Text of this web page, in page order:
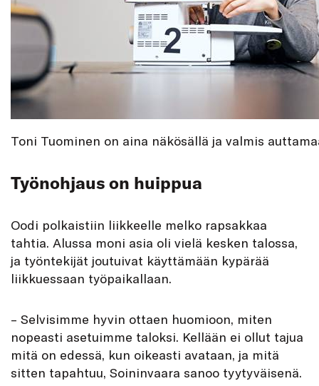
Toni Tuominen on aina näkösällä ja valmis
Työnohjaus on huippua
Oodi polkaistiin liikkeelle melko rapsakkaa
tahtia. Alussa moni asia oli vielä kesken talossa,
ja työntekijät joutuivat käyttämään kypärää
liikkuessaan työpaikallaan.
– Selvisimme hyvin ottaen huomioon, miten
nopeasti asetuimme taloksi. Kellään ei ollut tajua
mitä on edessä, kun oikeasti avataan, ja mitä
sitten tapahtuu, Soininvaara sanoo tyytyväisenä.